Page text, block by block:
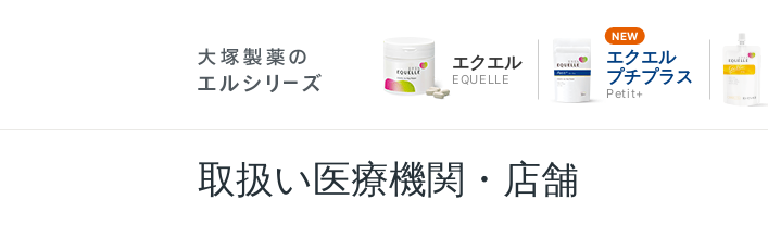
エクエル
EQUELLE
エクエル
プチプラス
Petit+
取扱い医療機関・店舗